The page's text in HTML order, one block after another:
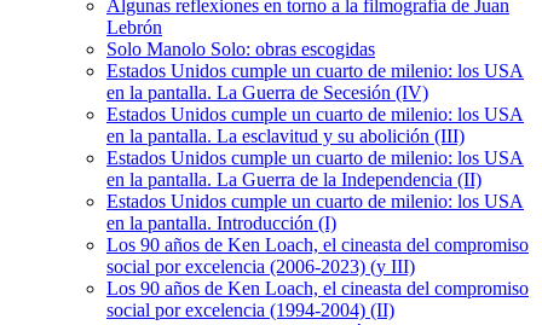
Algunas reflexiones en torno a la filmografía de Juan
Lebrón
Solo Manolo Solo: obras escogidas
Estados Unidos cumple un cuarto de milenio: los USA
en la pantalla. La Guerra de Secesión (IV)
Estados Unidos cumple un cuarto de milenio: los USA
en la pantalla. La esclavitud y su abolición (III)
Estados Unidos cumple un cuarto de milenio: los USA
en la pantalla. La Guerra de la Independencia (II)
Estados Unidos cumple un cuarto de milenio: los USA
en la pantalla. Introducción (I)
Los 90 años de Ken Loach, el cineasta del compromiso
social por excelencia (2006-2023) (y III)
Los 90 años de Ken Loach, el cineasta del compromiso
social por excelencia (1994-2004) (II)